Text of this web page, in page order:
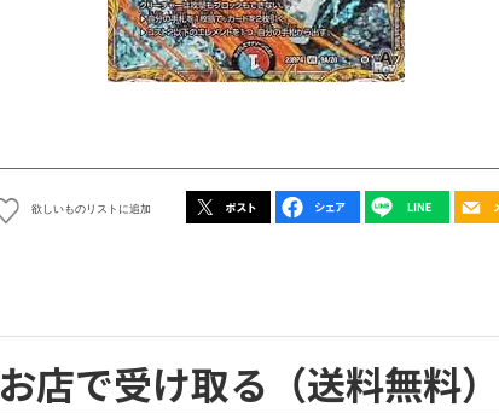
欲しいものリストに追加
お店で受け取る （送料無料）